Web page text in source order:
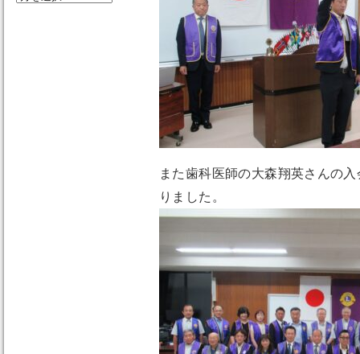
また歯科医師の大森翔英さんの
りました。